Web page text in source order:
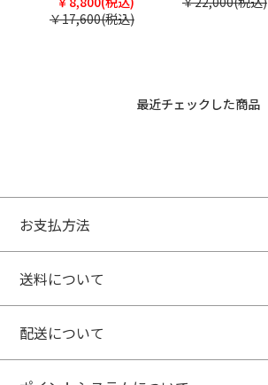
￥17,600(税込)
最近チェックした商品
お支払方法
送料について
配送について